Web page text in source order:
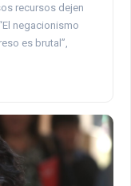
recursos dejen
negacionismo
es brutal”,